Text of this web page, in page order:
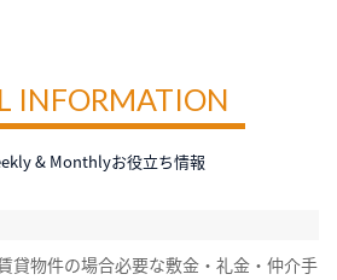
INFORMATION
& Monthlyお役立ち情報
貸物件の場合必要な敷金・礼金・仲介手